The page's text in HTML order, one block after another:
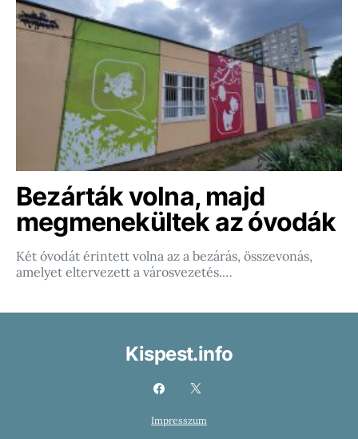
Bezárták volna, majd
megmenekültek az óvodák
Két óvodát érintett volna az a bezárás, összevonás,
amelyet eltervezett a városvezetés.…
Kispest.info
Impresszum